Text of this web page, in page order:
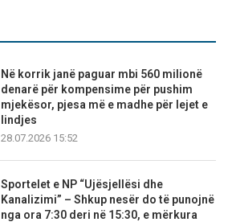
Në korrik janë paguar mbi 560 milionë
denarë për kompensime për pushim
mjekësor, pjesa më e madhe për lejet e
lindjes
28.07.2026 15:52
Sportelet e NP “Ujësjellësi dhe
Kanalizimi” – Shkup nesër do të punojnë
nga ora 7:30 deri në 15:30, e mërkura